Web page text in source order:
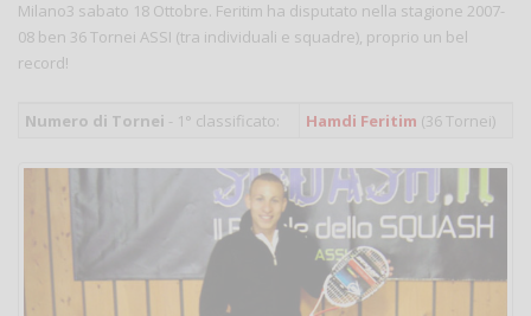
Milano3 sabato 18 Ottobre. Feritim ha disputato nella stagione 2007-
08 ben 36 Tornei ASSI (tra individuali e squadre), proprio un bel
record!
Numero di Tornei - 1° classificato: Hamdi Feritim (36 Tornei)